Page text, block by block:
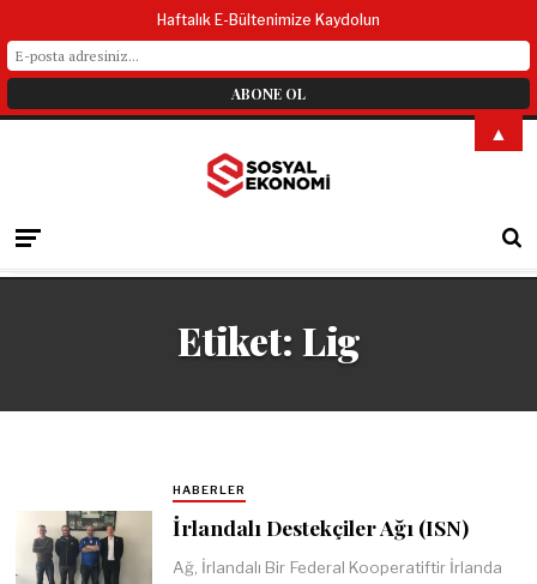
Etiket: Lig
HABERLER
İrlandalı Destekçiler Ağı (ISN)
Ağ, İrlandalı Bir Federal Kooperatiftir İrlanda
Haftalık E-Bültenimize Kaydolun
▲